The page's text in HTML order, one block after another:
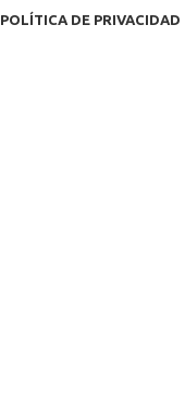
POLÍTICA DE PRIVACIDAD